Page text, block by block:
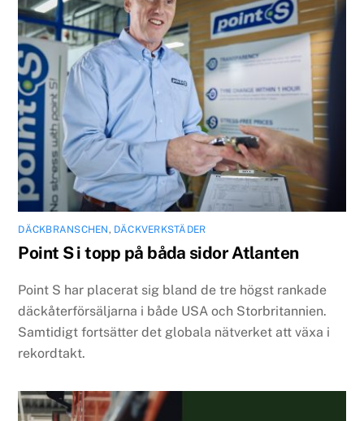
DÄCKBRANSCHEN, DÄCKVERKSTÄDER
Point S i topp på båda sidor Atlanten
Point S har placerat sig bland de tre högst rankade
däckåterförsäljarna i både USA och Storbritannien.
Samtidigt fortsätter det globala nätverket att växa i
rekordtakt.